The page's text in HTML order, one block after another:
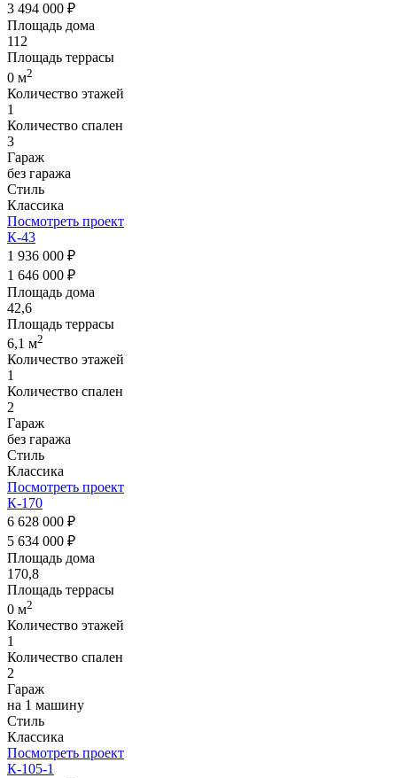
3 494 000 ₽
Площадь дома
112
Площадь террасы
0 м2
Количество этажей
1
Количество спален
3
Гараж
без гаража
Стиль
Классика
Посмотреть проект
К-43
1 936 000 ₽
1 646 000 ₽
Площадь дома
42,6
Площадь террасы
6,1 м2
Количество этажей
1
Количество спален
2
Гараж
без гаража
Стиль
Классика
Посмотреть проект
К-170
6 628 000 ₽
5 634 000 ₽
Площадь дома
170,8
Площадь террасы
0 м2
Количество этажей
1
Количество спален
2
Гараж
на 1 машину
Стиль
Классика
Посмотреть проект
К-105-1